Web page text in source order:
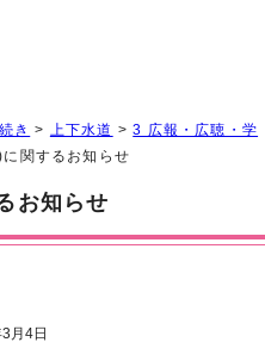
き > 上下水道 >3 広報・広聴・学
関するお知らせ
お知らせ
月4日